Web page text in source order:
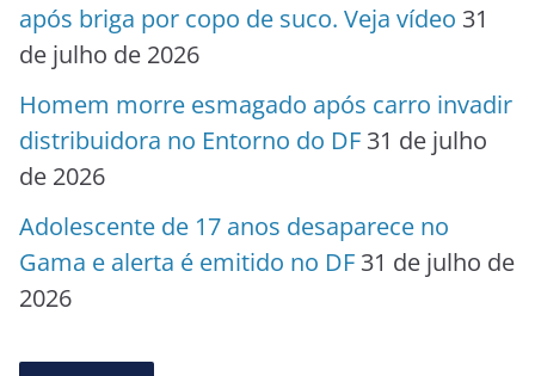
após briga por copo de suco. Veja vídeo 31
de julho de 2026
Homem morre esmagado após carro invadir
distribuidora no Entorno do DF 31 de julho
de 2026
Adolescente de 17 anos desaparece no
Gama e alerta é emitido no DF 31 de julho de
2026